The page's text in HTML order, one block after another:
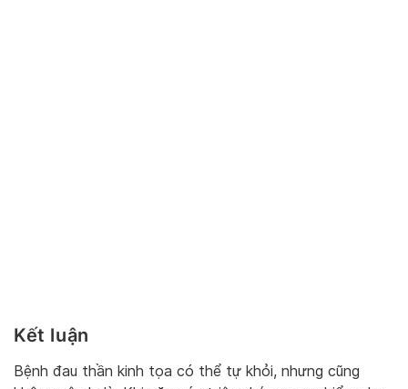
Kết luận
Bệnh đau thần kinh tọa có thể tự khỏi, nhưng cũng